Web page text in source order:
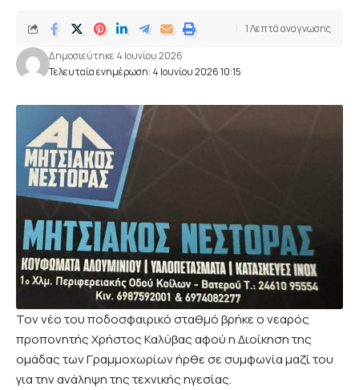
Τελευταία ενημέρωση: 4 Ιουνίου 2026 10:15
Δημοσιεύτηκε 4 Ιουνίου 2026
1 Λεπτά αναγνωσης
Τον νέο του ποδοσφαιρικό σταθμό βρήκε ο νεαρός
προπονητής Χρήστος Καλύβας αφού η Διοίκηση της
ομάδας των Γραμμοχωρίων ήρθε σε συμφωνία μαζί του
για την ανάληψη της τεχνικής ηγεσίας.